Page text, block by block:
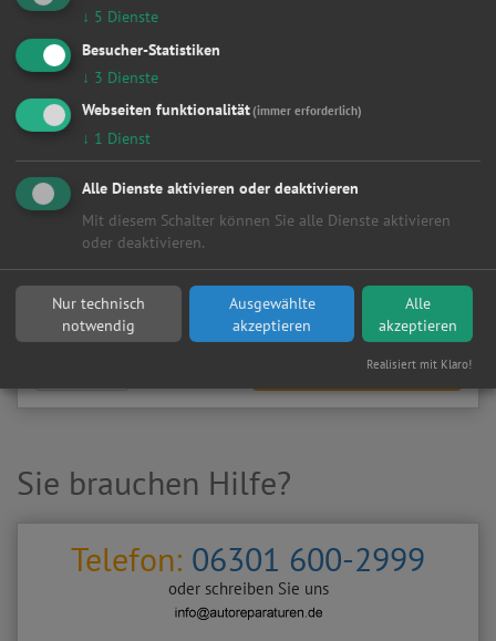
Wilfried, Schuster
Stollberger Str. 38
Zwönitz
Autowerkstatt
Kundenanfragen erhalten?
▶ Werkstatt aktivieren
eine kostenlose und unverbindliche Reparaturanfrage
stellen?
Werkstattanfrage stellen
Sie brauchen Hilfe?
Telefon: 06301 600-2999
oder schreiben Sie uns
↓ 5 Dienste
Besucher-Statistiken
↓ 3 Dienste
Webseiten funktionalität(immer erforderlich)
↓ 1 Dienst
Alle Dienste aktivieren oder deaktivieren
Mit diesem Schalter können Sie alle Dienste aktivieren
oder deaktivieren.
Nur technisch
notwendig
Ausgewählte
akzeptieren
Alle
akzeptieren
Realisiert mit Klaro!